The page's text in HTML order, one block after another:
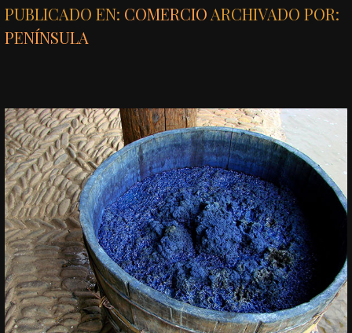
PUBLICADO EN: COMERCIO ARCHIVADO POR:
PENÍNSULA